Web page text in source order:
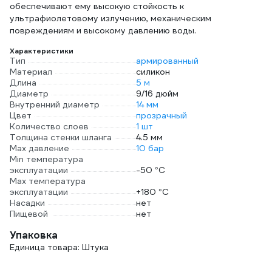
обеспечивают ему высокую стойкость к
ультрафиолетовому излучению, механическим
повреждениям и высокому давлению воды.
Характеристики
Тип
армированный
Материал
силикон
Длина
5 м
Диаметр
9/16 дюйм
Внутренний диаметр
14 мм
Цвет
прозрачный
Количество слоев
1 шт
Толщина стенки шланга
4.5 мм
Max давление
10 бар
Min температура
эксплуатации
-50 °С
Мах температура
эксплуатации
+180 °С
Насадки
нет
Пищевой
нет
Упаковка
Единица товара: Штука